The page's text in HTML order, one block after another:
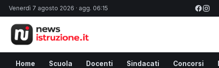
Venerdì 7 agosto 2026 · agg. 06:15
Home Scuola Docenti Sindacati Concorsi